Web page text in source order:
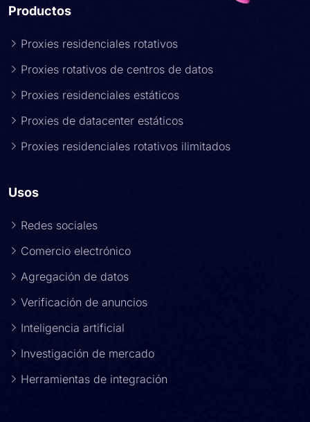
Productos
Proxies residenciales rotativos
Proxies rotativos de centros de datos
Proxies residenciales estáticos
Proxies de datacenter estáticos
Proxies residenciales rotativos ilimitados
Usos
Redes sociales
Comercio electrónico
Agregación de datos
Verificación de anuncios
Inteligencia artificial
Investigación de mercado
Herramientas de integración